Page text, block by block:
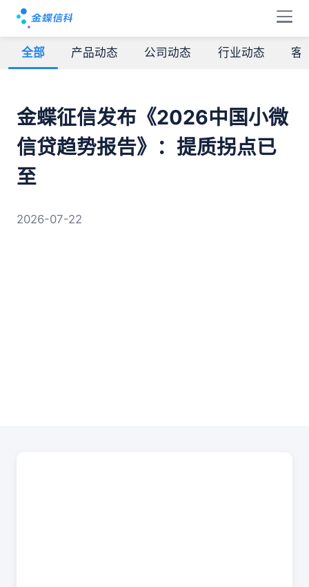
全部 产品动态 公司动态 行业动态 客
金蝶征信发布《2026中国小微
信贷趋势报告》：提质拐点已
至
2026-07-22